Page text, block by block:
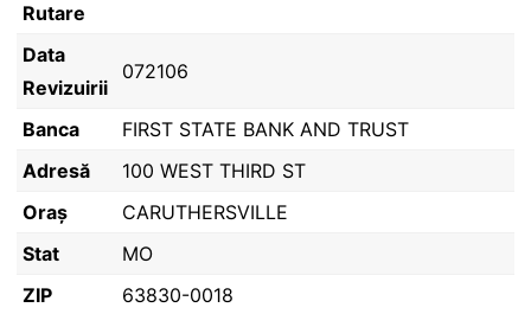
Rutare
Data
Revizuirii
072106
Banca
FIRST STATE BANK AND TRUST
Adresă
100 WEST THIRD ST
Oraș
CARUTHERSVILLE
Stat
MO
ZIP
63830-0018